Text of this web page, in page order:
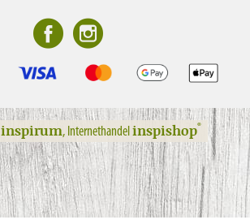
inspirum, Internethandel inspishop®